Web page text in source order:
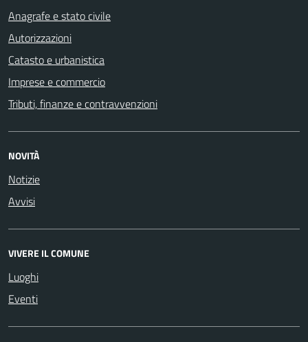
Anagrafe e stato civile
Autorizzazioni
Catasto e urbanistica
Imprese e commercio
Tributi, finanze e contravvenzioni
NOVITÀ
Notizie
Avvisi
VIVERE IL COMUNE
Luoghi
Eventi